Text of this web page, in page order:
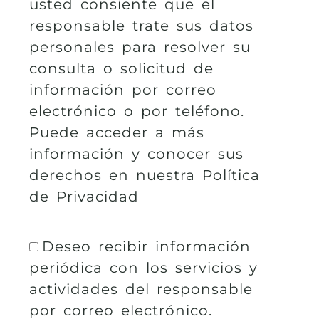
usted consiente que el
responsable trate sus datos
personales para resolver su
consulta o solicitud de
información por correo
electrónico o por teléfono.
Puede acceder a más
información y conocer sus
derechos en nuestra Política
de Privacidad
Deseo recibir información
periódica con los servicios y
actividades del responsable
por correo electrónico.